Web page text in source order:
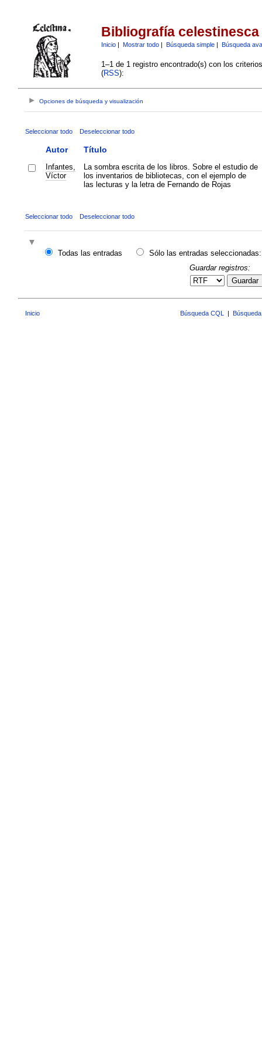
Bibliografía celestinesca
Inicio| Mostrar todo| Búsqueda simple| Búsqueda
1–1 de 1 registro encontrado(s) con los
(RSS):
Opciones de búsqueda y visualización
Seleccionar todo Deseleccionar todo
Autor Título
Infantes,
Víctor
La sombra escrita de los libros. Sobre el estudio de
los inventarios de bibliotecas, con el ejemplo de
las lecturas y la letra de Fernando de Rojas
Seleccionar todo Deseleccionar todo
Todas las entradas
Sólo las entradas seleccionadas:
Guardar registros:
Guardar
Inicio Búsqueda CQL